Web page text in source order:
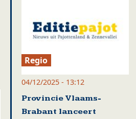
Regio
04/12/2025 - 13:12
Provincie Vlaams-
Brabant lanceert